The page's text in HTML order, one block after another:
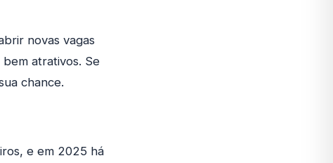
novas vagas
atrativos. Se
chance.
e em 2025 há